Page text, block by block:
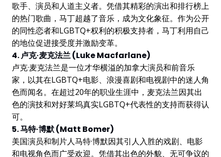
歌手、演员和人道主义者。凭借其精彩的演出和排行榜上
的热门歌曲，马丁超越了音乐，成为文化象征。作为公开
的同性恋者和LGBTQ+权利的积极支持者，马丁利用自己
的地位促进接受度并激励变革。
4. 卢克·麦克法兰 (Luke Macfarlane)
卢克·麦克法兰是一位才华横溢的加拿大演员和前音乐
家，以其在LGBTQ+电影、浪漫喜剧和电视剧中的迷人角
色而闻名。在超过20年的职业生涯中，麦克法兰因其出
色的演技和对好莱坞真实LGBTQ+代表性的支持而获得认
可。
5. 马特·博默 (Matt Bomer)
美国演员和制片人马特·博默因其引人入胜的戏剧、电影
和电视角色而广受欢迎。凭借其出色的外貌、无可争议的